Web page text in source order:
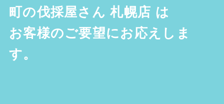
町の伐採屋さん 札幌店 は
お客様のご要望にお応えしま
す。